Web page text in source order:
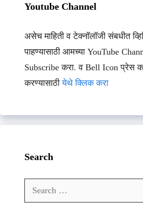
Youtube Channel
असेच माहिती व टेक्नॉलॉजी संबधीत
पाहण्यासाठी आमच्या YouTube
Subscribe करा. व Bell Icon प्रेस
करण्यासाठीयेथे क्लिक करा
Search
Search
for: